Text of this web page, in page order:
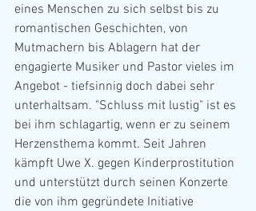
eines Menschen zu sich selbst bis zu
romantischen Geschichten, von
Mutmachern bis Ablagern hat der
engagierte Musiker und Pastor vieles im
Angebot - tiefsinnig doch dabei sehr
unterhaltsam. "Schluss mit lustig" ist es
bei ihm schlagartig, wenn er zu seinem
Herzensthema kommt. Seit Jahren
kämpft Uwe X. gegen Kinderprostitution
und unterstützt durch seinen Konzerte
die von ihm gegründete Initiative